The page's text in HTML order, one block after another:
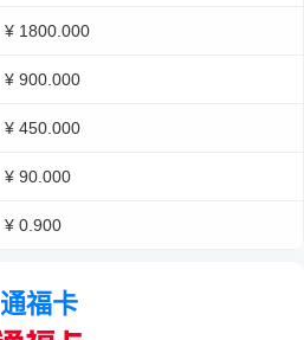
¥ 1800.000
¥ 900.000
¥ 450.000
¥ 90.000
¥ 0.900
通福卡